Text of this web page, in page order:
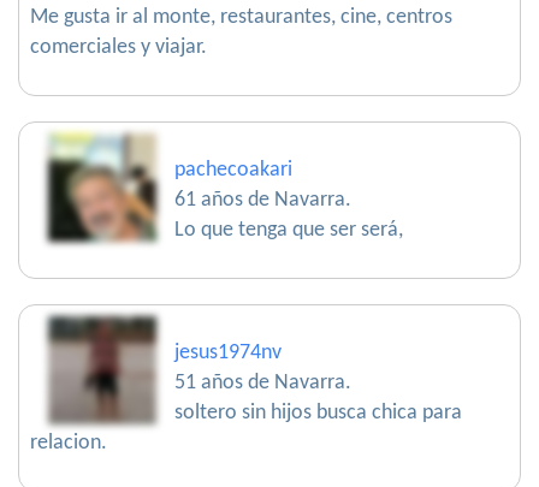
Me gusta ir al monte, restaurantes, cine, centros
comerciales y viajar.
pachecoakari
61 años de Navarra.
Lo que tenga que ser será,
jesus1974nv
51 años de Navarra.
soltero sin hijos busca chica para
relacion.